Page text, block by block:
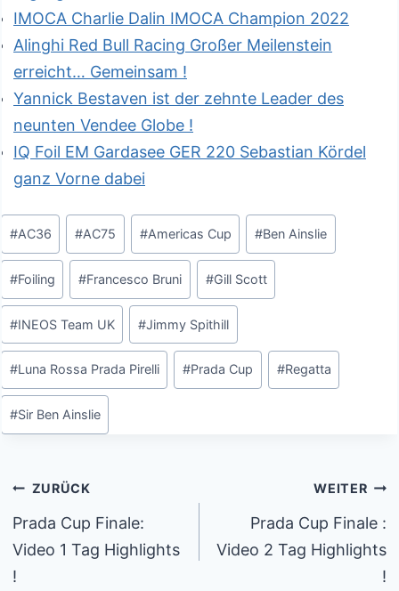
IMOCA Charlie Dalin IMOCA Champion 2022
Alinghi Red Bull Racing Großer Meilenstein
erreicht… Gemeinsam !
Yannick Bestaven ist der zehnte Leader des
neunten Vendee Globe !
IQ Foil EM Gardasee GER 220 Sebastian Kördel
ganz Vorne dabei
Schlagworte:
#AC36 #AC75 #Americas Cup #Ben Ainslie
#Foiling #Francesco Bruni #Gill Scott
#INEOS Team UK #Jimmy Spithill
#Luna Rossa Prada Pirelli #Prada Cup #Regatta
#Sir Ben Ainslie
Beitragsnavigation
ZURÜCK
Prada Cup Finale:
Video 1 Tag Highlights
!
WEITER
Prada Cup Finale :
Video 2 Tag Highlights
!